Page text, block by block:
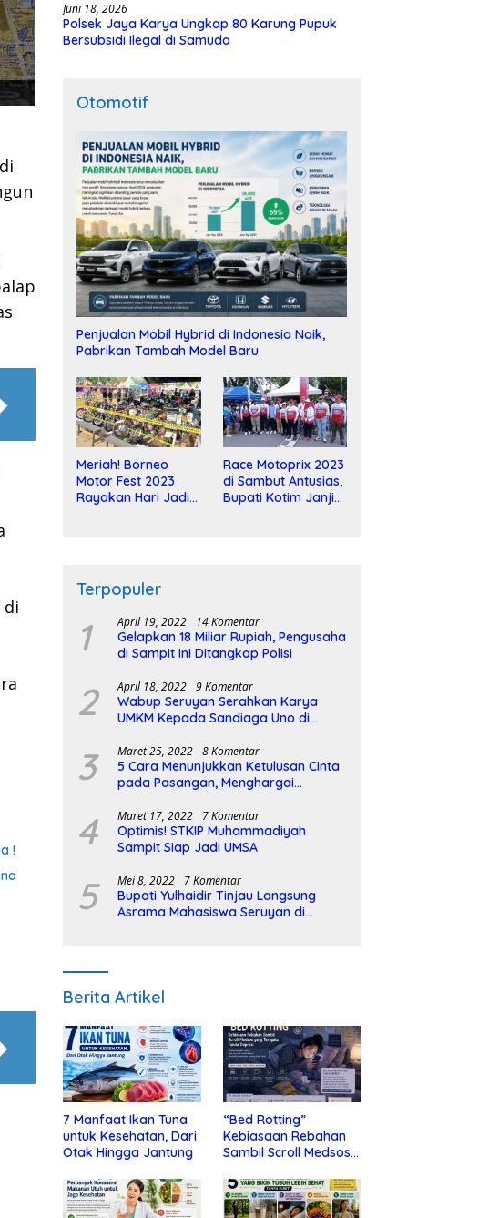
di
!
Juni 18, 2026
Polsek Jaya Karya Ungkap 80 Karung Pupuk
Bersubsidi Ilegal di Samuda
Otomotif
Penjualan Mobil Hybrid di Indonesia Naik,
Pabrikan Tambah Model Baru
Meriah! Borneo
Motor Fest 2023
Rayakan Hari Jadi
Race Motoprix 2023
di Sambut Antusias,
Bupati Kotim Janji
Terpopuler
1 April 19, 2022 14 Komentar
Gelapkan 18 Miliar Rupiah, Pengusaha
di Sampit Ini Ditangkap Polisi
2 April 18, 2022 9 Komentar
Wabup Seruyan Serahkan Karya
UMKM Kepada Sandiaga Uno di
3 Maret 25, 2022 8 Komentar
5 Cara Menunjukkan Ketulusan Cinta
pada Pasangan, Menghargai
4 Maret 17, 2022 7 Komentar
Optimis! STKIP Muhammadiyah
Sampit Siap Jadi UMSA
5 Mei 8, 2022 7 Komentar
Bupati Yulhaidir Tinjau Langsung
Asrama Mahasiswa Seruyan di
Berita Artikel
7 Manfaat Ikan Tuna
untuk Kesehatan, Dari
Otak Hingga Jantung
“Bed Rotting”
Kebiasaan Rebahan
Sambil Scroll Medsos
Depresi